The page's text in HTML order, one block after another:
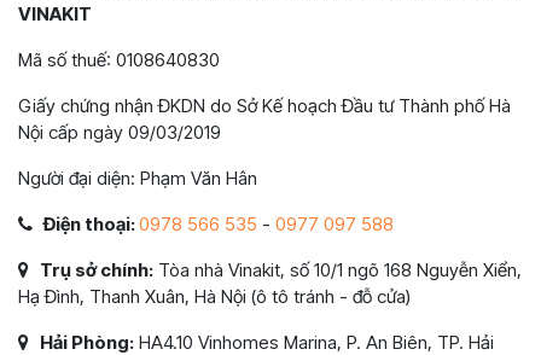
VINAKIT
Mã số thuế: 0108640830
Giấy chứng nhận ĐKDN do Sở Kế hoạch Đầu tư Thành phố Hà
Nội cấp ngày 09/03/2019
Người đại diện: Phạm Văn Hân
Điện thoại:0978 566 535 - 0977 097 588
Trụ sở chính: Tòa nhà Vinakit, số 10/1 ngõ 168 Nguyễn Xiển,
Hạ Đình, Thanh Xuân, Hà Nội (ô tô tránh - đỗ cửa)
Hải Phòng: HA4.10 Vinhomes Marina, P. An Biên, TP. Hải